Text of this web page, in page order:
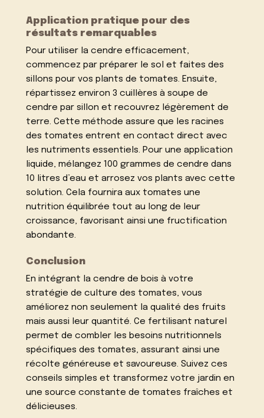
Application pratique pour des
résultats remarquables
Pour utiliser la cendre efficacement,
commencez par préparer le sol et faites des
sillons pour vos plants de tomates. Ensuite,
répartissez environ 3 cuillères à soupe de
cendre par sillon et recouvrez légèrement de
terre. Cette méthode assure que les racines
des tomates entrent en contact direct avec
les nutriments essentiels. Pour une application
liquide, mélangez 100 grammes de cendre dans
10 litres d’eau et arrosez vos plants avec cette
solution. Cela fournira aux tomates une
nutrition équilibrée tout au long de leur
croissance, favorisant ainsi une fructification
abondante.
Conclusion
En intégrant la cendre de bois à votre
stratégie de culture des tomates, vous
améliorez non seulement la qualité des fruits
mais aussi leur quantité. Ce fertilisant naturel
permet de combler les besoins nutritionnels
spécifiques des tomates, assurant ainsi une
récolte généreuse et savoureuse. Suivez ces
conseils simples et transformez votre jardin en
une source constante de tomates fraîches et
délicieuses.